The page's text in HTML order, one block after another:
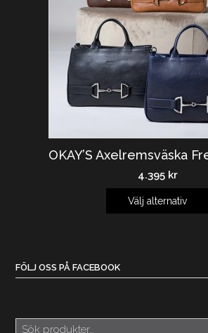
OKAY’S Axelremsväska
4.395 kr
Välj alternativ
FÖLJ OSS PÅ FACEBOOK
Sök